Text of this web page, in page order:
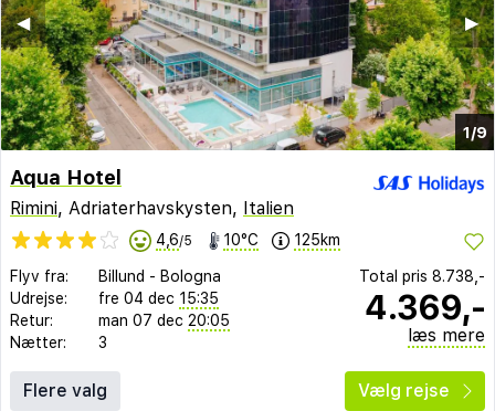
1/9
▶︎
◀︎
Aqua Hotel
Rimini, Adriaterhavskysten, Italien
4,6/5 10°C 125km
Flyv fra: Billund - Bologna
Udrejse:
fre 04 dec 15:35
Retur:
man 07 dec 20:05
Nætter:
3
Total pris 8.738,-
4.369,-
læs mere
Flere valg Vælg rejse